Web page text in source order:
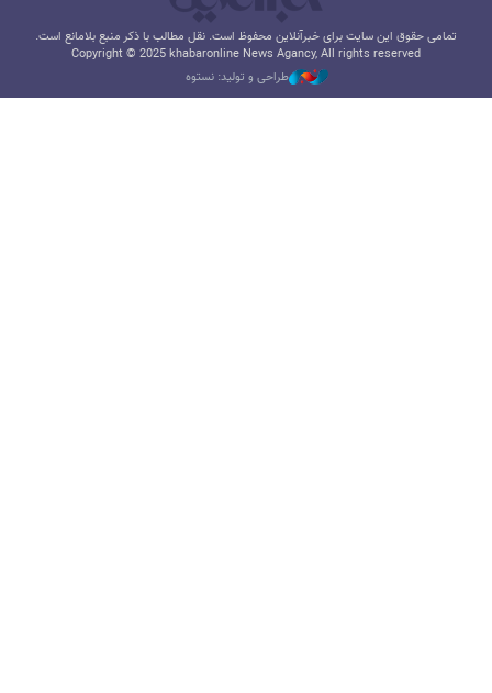
تمامی حقوق این سایت برای خبرآنلاین محفوظ است. نقل مطالب با ذکر منبع بلامانع است.
Copyright © 2025 khabaronline News Agancy, All rights reserved
طراحی و تولید: نستوه